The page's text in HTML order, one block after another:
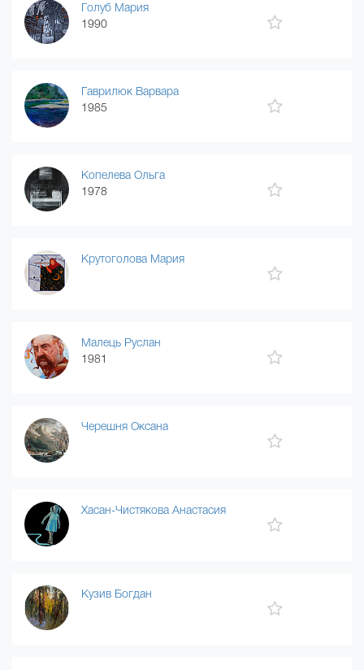
Голуб Мария
1990
Гаврилюк Варвара
1985
Копелева Ольга
1978
Крутоголова Мария
Малець Руслан
1981
Черешня Оксана
Хасан-Чистякова Анастасия
Кузив Богдан